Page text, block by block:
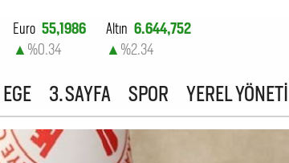
Euro 55,1986
▲ %0.34
Altın 6.644,752
▲ %2.34
EGE 3. SAYFA SPOR YEREL